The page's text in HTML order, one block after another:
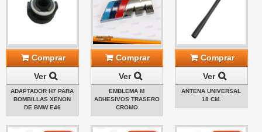
Comprar
Ver
ADAPTADOR H7 PARA
BOMBILLAS XENON
DE BMW E46
Comprar
Ver
EMBLEMA M
ADHESIVOS TRASERO
CROMO
Comprar
Ver
ANTENA UNIVERSAL
18 CM.